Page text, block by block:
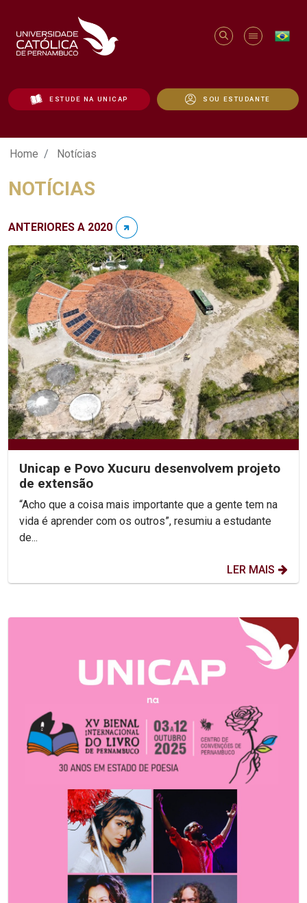
ESTUDE NA UNICAP SOU ESTUDANTE
Notícias - Unicap
Home Notícias
NOTÍCIAS
ANTERIORES A 2020
Unicap e Povo Xucuru desenvolvem projeto
de extensão
“Acho que a coisa mais importante que a gente tem na
vida é aprender com os outros”, resumiu a estudante
de...
LER MAIS